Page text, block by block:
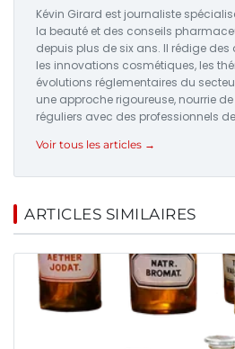
Kévin Girard est journaliste
la beauté et des conseils
depuis plus de six ans. Il rédige
les innovations cosmétiques, les
évolutions réglementaires du
une approche rigoureuse, nourrie
réguliers avec des professionnels
Voir tous les articles →
ARTICLES SIMILAIRES